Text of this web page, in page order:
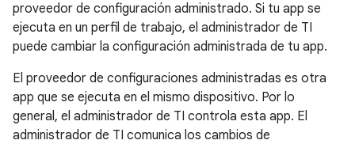
proveedor de configuración administrado. Si tu app se
ejecuta en un perfil de trabajo, el administrador de TI
puede cambiar la configuración administrada de tu app.
El proveedor de configuraciones administradas es otra
app que se ejecuta en el mismo dispositivo. Por lo
general, el administrador de TI controla esta app. El
administrador de TI comunica los cambios de